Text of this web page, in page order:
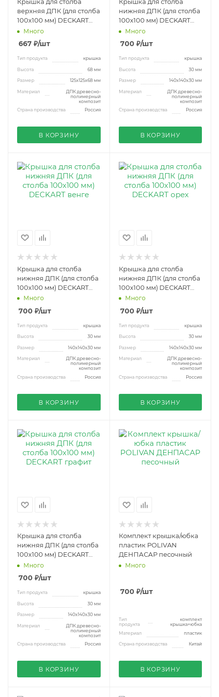
верхняя ДПК (для столба
100х100 мм) DECKART
серая
Много
667 ₽/шт
Тип продукта крышка
Высота 68 мм
Размер 125х125х68 мм
Материал
ДПК древесно-
полимерный
композит
Страна производства
Россия
В КОРЗИНУ
нижняя ДПК (для столба
100х100 мм) DECKART
тикМного
700 ₽/шт
Тип продукта крышка
Высота 30 мм
Размер 140х140х30 мм
Материал
ДПК древесно-
полимерный
композит
Страна производства
Россия
В КОРЗИНУ
Крышка для столба
нижняя ДПК (для столба
100х100 мм) DECKART
венге
Много
700 ₽/шт
Тип продукта крышка
Высота 30 мм
Размер 140х140х30 мм
Материал
ДПК древесно-
полимерный
композит
Страна производства
Россия
В КОРЗИНУ
Крышка для столба
нижняя ДПК (для столба
100х100 мм) DECKART
орехМного
700 ₽/шт
Тип продукта крышка
Высота 30 мм
Размер 140х140х30 мм
Материал
ДПК древесно-
полимерный
композит
Страна производства
Россия
В КОРЗИНУ
Крышка для столба
нижняя ДПК (для столба
100х100 мм) DECKART
графит
Много
700 ₽/шт
Тип продукта крышка
Высота 30 мм
Размер 140х140х30 мм
Материал
ДПК древесно-
полимерный
композит
Страна производства
Россия
В КОРЗИНУ
Комплект крышка/юбка
пластик POLIVAN
ДЕНПАСАР песочный
Много
700 ₽/шт
Тип
продукта
комплект
крышка+юбка
Материал
пластик
Страна производства Китай
В КОРЗИНУ